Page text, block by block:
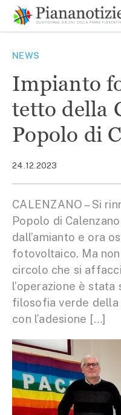
contenuto
SEARCH
NEWS
Impianto
tetto della
Popolo di
24.12.2023
CALENZANO – Si
Popolo di
dall’amianto e ora
fotovoltaico. Ma
circolo che si
l’operazione è stata
filosofia verde
con l’adesione […]